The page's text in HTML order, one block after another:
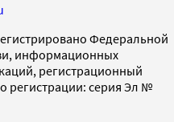
Федеральной
информационных
регистрационный
регистрации: серия Эл №